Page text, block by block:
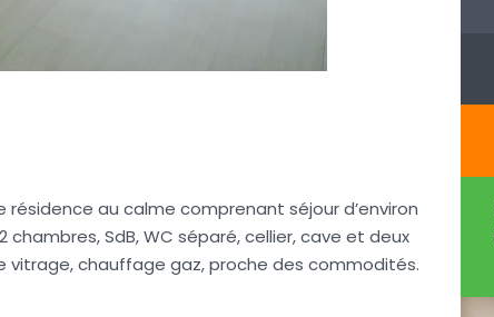
au calme comprenant séjour d’environ
SdB, WC séparé, cellier, cave et deux
chauffage gaz, proche des commodités.